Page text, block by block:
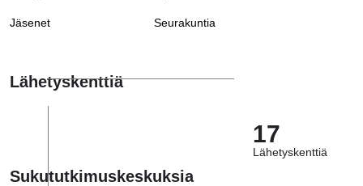
Jäsenet Seurakuntia
Lähetyskenttiä
17
Lähetyskenttiä
Sukututkimuskeskuksia